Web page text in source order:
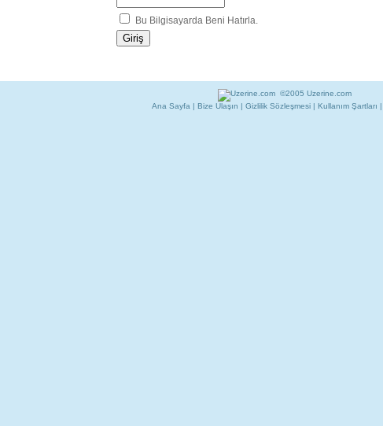
Bu Bilgisayarda Beni Hatırla.
©2005 Uzerine.com
Ana Sayfa | Bize Ulaşın | Gizlilik Sözleşmesi| Kullanım Şartları |